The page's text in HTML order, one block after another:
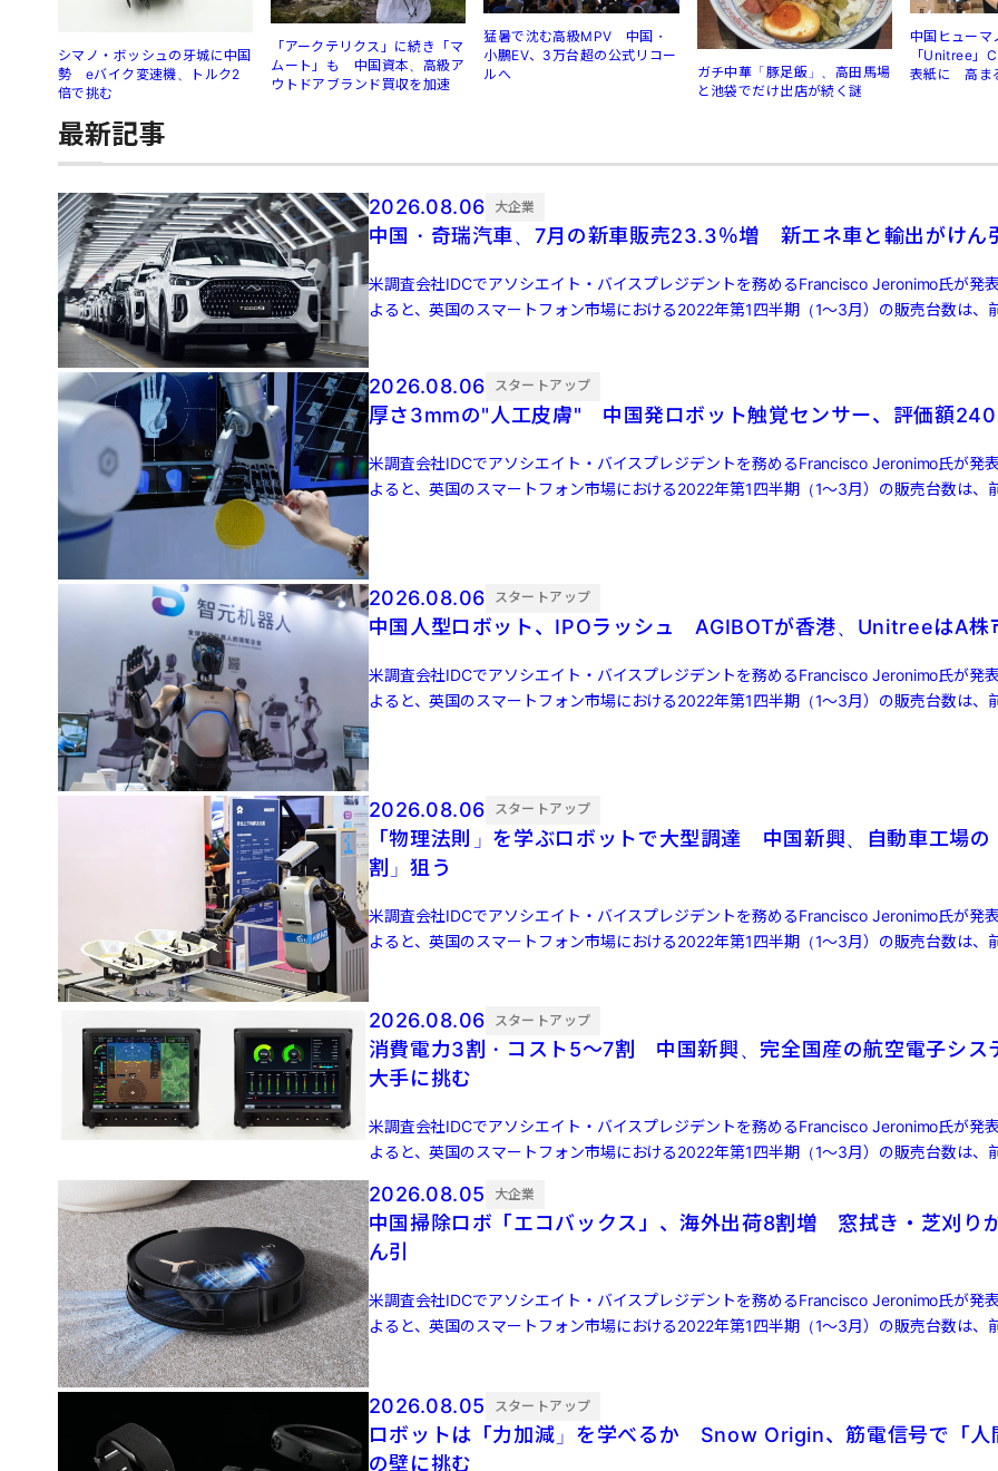
シマノ・ボッシュの牙城に中国
勢 eバイク変速機、トルク2
倍で挑む
「アークテリクス」に続き「マ
ムート」も 中国資本、高級ア
ウトドアブランド買収を加速
猛暑で沈む高級MPV 中国・
小鵬EV、3万台超の公式リコー
ルへ
ガチ中華「豚足飯」、高田馬場
と池袋でだけ出店が続く謎
中国ヒューマ
「Unitree」
表紙に 高ま
最新記事
2026.08.06 大企業
中国・奇瑞汽車、7月の新車販売23.3％増 新エネ車と輸出がけん
米調査会社IDCでアソシエイト・バイスプレジデントを務めるFrancisco Jeronimo氏が発
よると、英国のスマートフォン市場における2022年第1四半期（1～3月）の販売台数は、
2026.08.06 スタートアップ
厚さ3mmの"人工皮膚" 中国発ロボット触覚センサー、評価額
米調査会社IDCでアソシエイト・バイスプレジデントを務めるFrancisco Jeronimo氏が発
よると、英国のスマートフォン市場における2022年第1四半期（1～3月）の販売台数は、
2026.08.06 スタートアップ
中国人型ロボット、IPOラッシュ AGIBOTが香港、UnitreeはA株
米調査会社IDCでアソシエイト・バイスプレジデントを務めるFrancisco Jeronimo氏が発
よると、英国のスマートフォン市場における2022年第1四半期（1～3月）の販売台数は、
増 […]
2026.08.06 スタートアップ
「物理法則」を学ぶロボットで大型調達 中国新興、自動車工場の
割」狙う
米調査会社IDCでアソシエイト・バイスプレジデントを務めるFrancisco Jeronimo氏が発
よると、英国のスマートフォン市場における2022年第1四半期（1～3月）の販売台数は、
2026.08.06 スタートアップ
消費電力3割・コスト5〜7割 中国新興、完全国産の航空電子シス
大手に挑む
米調査会社IDCでアソシエイト・バイスプレジデントを務めるFrancisco Jeronimo氏が発
よると、英国のスマートフォン市場における2022年第1四半期（1～3月）の販売台数は、
増 […]
2026.08.05 大企業
中国掃除ロボ「エコバックス」、海外出荷8割増 窓拭き・芝刈り
ん引
米調査会社IDCでアソシエイト・バイスプレジデントを務めるFrancisco Jeronimo氏が発
よると、英国のスマートフォン市場における2022年第1四半期（1～3月）の販売台数は、
増 […]
2026.08.05 スタートアップ
ロボットは「力加減」を学べるか Snow Origin、筋電信号で「人
の壁に挑む